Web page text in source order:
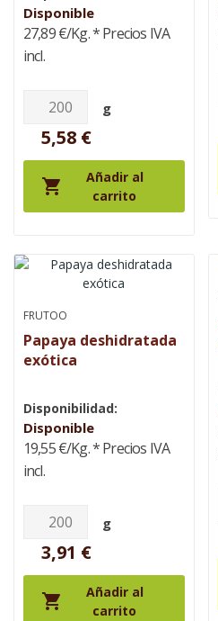
Disponible
27,89 €/Kg.* Precios IVA
incl.
g
5,58 €

Añadir al
carrito
FRUTOO
Papaya deshidratada
exótica
Disponibilidad:
Disponible
19,55 €/Kg.* Precios IVA
incl.
g
3,91 €

Añadir al
carrito